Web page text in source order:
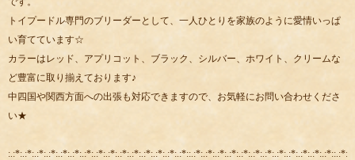
トイプードル専門のブリーダーとして、一人ひとりを家族のように愛情いっぱ
い育てています☆
カラーはレッド、アプリコット、ブラック、シルバー、ホワイト、クリームな
ど豊富に取り揃えております♪
中四国や関西方面への出張も対応できますので、お気軽にお問い合わせくださ
い★
:.:*:.:*:.:*:.:*:.:*:.:*:.:*:.:*:.:*:.:*:.:*:.:*:.:*:.:*:.:*::.:*:.:*:.:*:.:*:.:*:.:*:.:*:.:*:.:*:.:*:.:*:.:*::.:*:.: